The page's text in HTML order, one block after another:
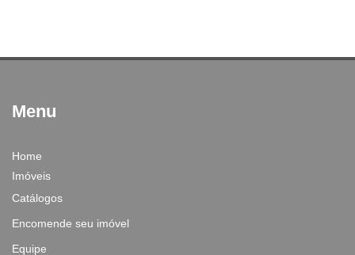
Menu
Home
Imóveis
Catálogos
Encomende seu imóvel
Equipe